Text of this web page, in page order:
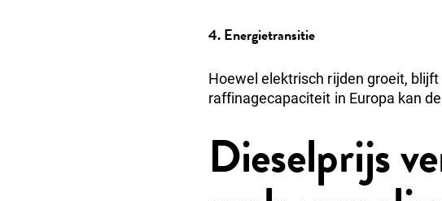
4. Energietransitie
Hoewel elektrisch rijden groeit,
raffinagecapaciteit in Europa kan
Dieselprijs